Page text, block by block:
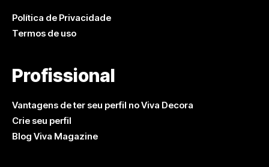
Política de Privacidade
Termos de uso
Profissional
Vantagens de ter seu perfil no Viva Decora
Crie seu perfil
Blog Viva Magazine